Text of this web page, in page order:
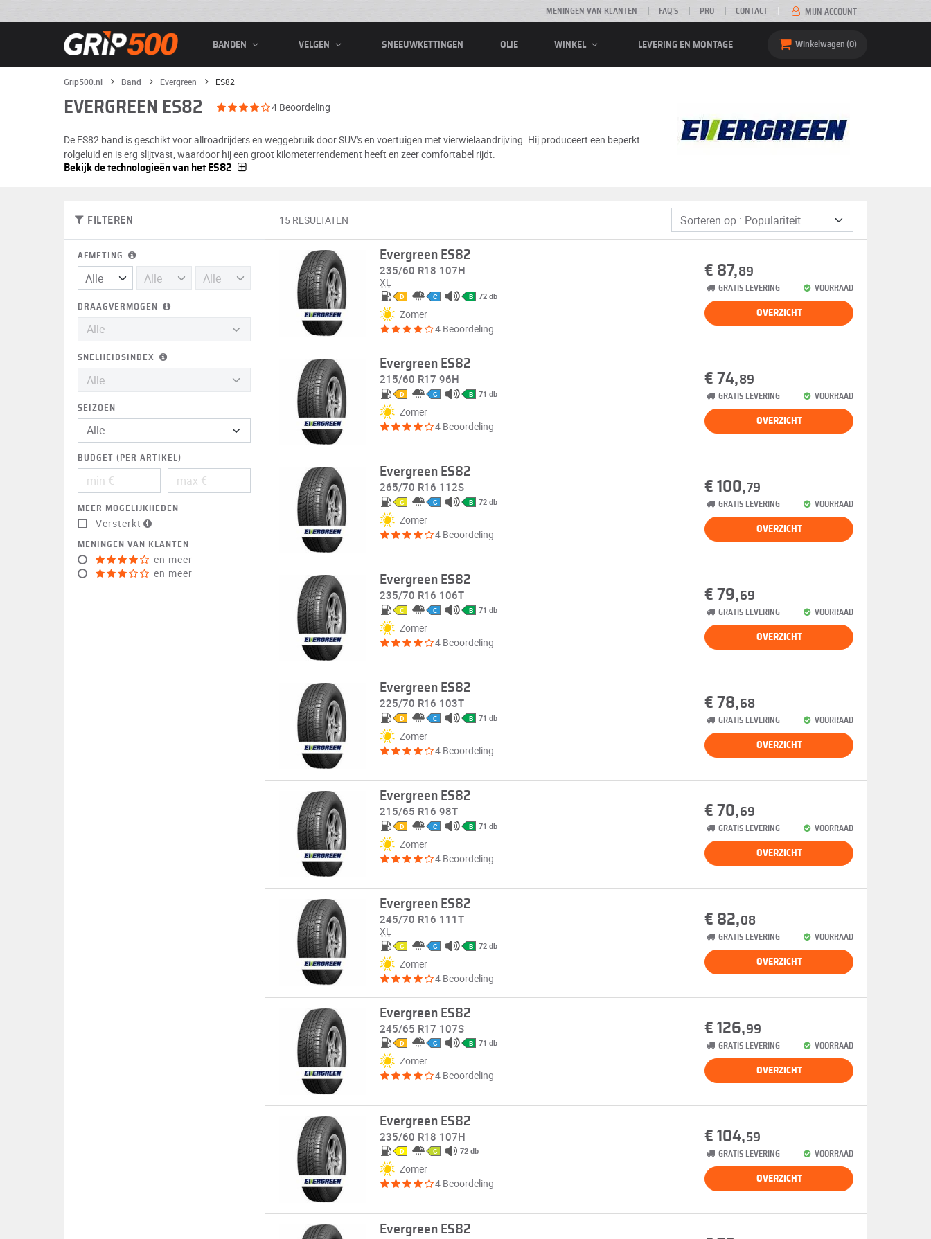
MENINGEN VAN KLANTEN FAQ’S PRO CONTACT MIJN ACCOUNT
BANDEN VELGEN SNEEUWKETTINGEN OLIE WINKEL LEVERING EN MONTAGE Winkelwagen 0
Grip500.nl Band Evergreen ES82
EVERGREEN ES82 4 Beoordeling
De ES82 band is geschikt voor allroadrijders en weggebruik door SUV's en voertuigen met vierwielaandrijving. Hij produceert een beperkt
rolgeluid en is erg slijtvast, waardoor hij een groot kilometerrendement heeft en zeer comfortabel rijdt.
Bekijk de technologieën van het ES82
FILTEREN
AFMETING
DRAAGVERMOGEN
SNELHEIDSINDEX
SEIZOEN
BUDGET (PER ARTIKEL)
MEER MOGELIJKHEDEN
Versterkt
MENINGEN VAN KLANTEN
en meer
en meer
15 RESULTATEN
Evergreen ES82
235/60 R18 107H
XL
D C B 72 db
Zomer
4 Beoordeling
€ 87,89
GRATIS LEVERING VOORRAAD
OVERZICHT
Evergreen ES82
215/60 R17 96H
D C B 71 db
Zomer
4 Beoordeling
€ 74,89
GRATIS LEVERING VOORRAAD
OVERZICHT
Evergreen ES82
265/70 R16 112S
C C B 72 db
Zomer
4 Beoordeling
€ 100,79
GRATIS LEVERING VOORRAAD
OVERZICHT
Evergreen ES82
235/70 R16 106T
C C B 71 db
Zomer
4 Beoordeling
€ 79,69
GRATIS LEVERING VOORRAAD
OVERZICHT
Evergreen ES82
225/70 R16 103T
D C B 71 db
Zomer
4 Beoordeling
€ 78,68
GRATIS LEVERING VOORRAAD
OVERZICHT
Evergreen ES82
215/65 R16 98T
D C B 71 db
Zomer
4 Beoordeling
€ 70,69
GRATIS LEVERING VOORRAAD
OVERZICHT
Evergreen ES82
245/70 R16 111T
XL
C C B 72 db
Zomer
4 Beoordeling
€ 82,08
GRATIS LEVERING VOORRAAD
OVERZICHT
Evergreen ES82
245/65 R17 107S
D C B 71 db
Zomer
4 Beoordeling
€ 126,99
GRATIS LEVERING VOORRAAD
OVERZICHT
Evergreen ES82
235/60 R18 107H
D C 72 db
Zomer
4 Beoordeling
€ 104,59
GRATIS LEVERING VOORRAAD
OVERZICHT
Evergreen ES82